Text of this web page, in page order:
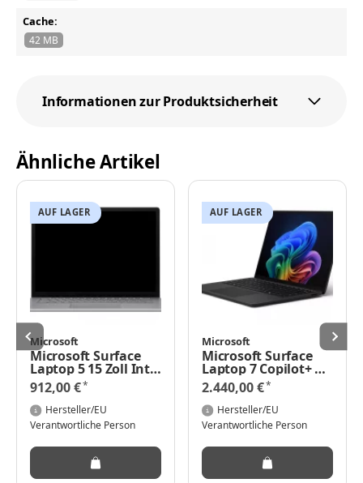
Cache:
42 MB
Informationen zur Produktsicherheit
Ähnliche Artikel
AUF LAGER
Microsoft
Microsoft Surface
Laptop 5 15 Zoll Intel
Core i7-1265U 8GB
RAM 512GB SSD
Windows 11 Pro
912,00 €*
Hersteller/EU
Verantwortliche Person
AUF LAGER
Microsoft
Microsoft Surface
Laptop 7 Copilot+ PC
for Business - 7th
Edition - Intel Core
Ultra 7 266V / 2.2
GHz - Win 11 Pro -
Intel Arc Graphics
140V - 16 GB RAM -
512 GB SSD - 35.1 cm
(13.8")
2.440,00 €*
Hersteller/EU
Verantwortliche Person